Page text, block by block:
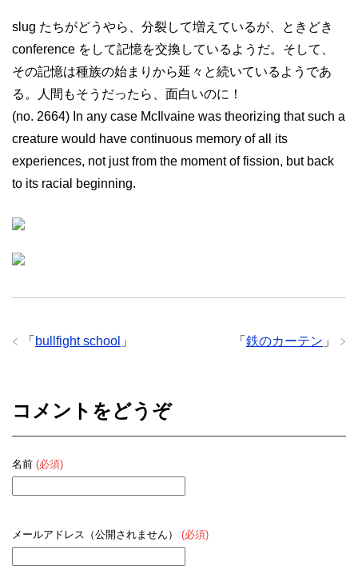
slug たちがどうやら、分裂して増えているが、ときどき
conference をして記憶を交換しているようだ。そして、
その記憶は種族の始まりから延々と続いているようであ
る。人間もそうだったら、面白いのに！
(no. 2664) In any case McIlvaine was theorizing that such a
creature would have continuous memory of all its
experiences, not just from the moment of fission, but back
to its racial beginning.
「 鉄のカーテン 」
「 bullfight school 」
コメントをどうぞ
名前 (必須)
メールアドレス（公開されません） (必須)